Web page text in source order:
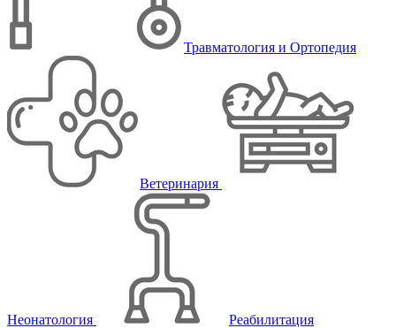
Травматология и Ортопедия
Ветеринария
Неонатология Реабилитация